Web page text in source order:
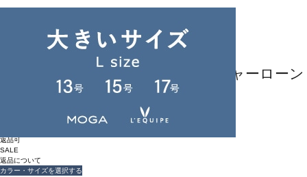
【MTサイズ有り】コットンワッシャーローン
バルーンスリーブワンピース
135ポイント還元 (BIGIポイント)
返品可
SALE
返品について
カラー・サイズを選択する